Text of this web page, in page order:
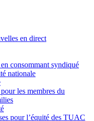
en direct
consommant syndiqué
nationale
les membres du
pour l’équité des TUAC